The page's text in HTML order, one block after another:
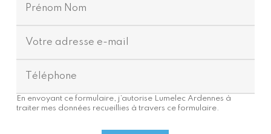
En envoyant ce formulaire, j’autorise Lumelec Ardennes à
traiter mes données recueillies à travers ce formulaire.